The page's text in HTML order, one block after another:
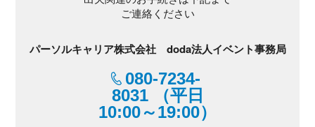
ご連絡ください
パーソルキャリア株式会社 doda法人イベント事務局
080-7234-
8031 （平日
10:00～19:00）